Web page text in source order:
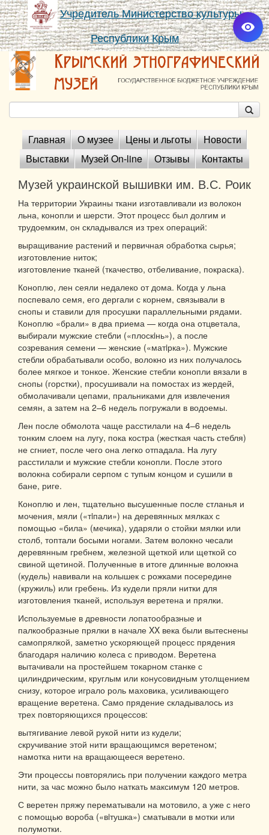
Учредитель Министерство культуры
Республики Крым
Главная О музее Цены и льготы
Новости
Выставки
Музей On-line Отзывы Контакты
Музей украинской вышивки им. В.С. Роик
На территории Украины ткани изготавливали из волокон
льна, конопли и шерсти. Этот процесс был долгим и
трудоемким, он складывался из трех операций:
выращивание растений и первичная обработка сырья;
изготовление ниток;
изготовление тканей (ткачество, отбеливание, покраска).
Коноплю, лен сеяли недалеко от дома. Когда у льна
поспевало семя, его дергали с корнем, связывали в
снопы и ставили для просушки параллельными рядами.
Коноплю «брали» в два приема — когда она отцветала,
выбирали мужские стебли («плоскiнь»), а после
созревания семени — женские («матiрка»). Мужские
стебли обрабатывали особо, волокно из них получалось
более мягкое и тонкое. Женские стебли конопли вязали в
снопы (горстки), просушивали на помостах из жердей,
обмолачивали цепами, пральниками для извлечения
семян, а затем на 2–6 недель погружали в водоемы.
Лен после обмолота чаще расстилали на 4–6 недель
тонким слоем на лугу, пока костра (жесткая часть стебля)
не сгниет, после чего она легко отпадала. На лугу
расстилали и мужские стебли конопли. После этого
волокна собирали серпом с тупым концом и сушили в
бане, риге.
Коноплю и лен, тщательно высушенные после стланья и
мочения, мяли («тiпали») на деревянных мялках с
помощью «била» (мечика), ударяли о стойки мялки или
столб, топтали босыми ногами. Затем волокно чесали
деревянным гребнем, железной щеткой или щеткой со
свиной щетиной. Полученные в итоге длинные волокна
(кудель) навивали на колышек с рожками посередине
(кружиль) или гребень. Из кудели пряли нитки для
изготовления тканей, используя веретена и прялки.
Используемые в древности лопатообразные и
палкообразные прялки в начале XX века были вытеснены
самопрялкой, заметно ускоряющей процесс прядения
благодаря наличию колеса с приводом. Веретена
вытачивали на простейшем токарном станке с
цилиндрическим, круглым или конусовидным утолщением
снизу, которое играло роль маховика, усиливающего
вращение веретена. Само прядение складывалось из
трех повторяющихся процессов:
вытягивание левой рукой нити из кудели;
скручивание этой нити вращающимся веретеном;
намотка нити на вращающееся веретено.
Эти процессы повторялись при получении каждого метра
нити, за час можно было наткать максимум 120 метров.
С веретен пряжу перематывали на мотовило, а уже с него
с помощью вороба («вiтушка») сматывали в мотки или
полумотки.